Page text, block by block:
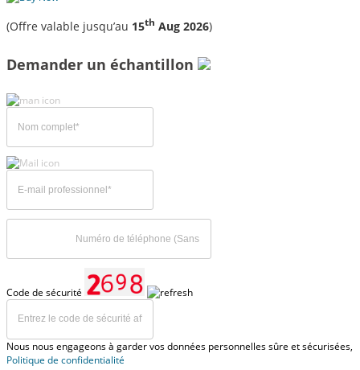
(Offre valable jusqu’au 15th Aug 2026)
Demander un échantillon
Code de sécurité
Nous nous engageons à garder vos données personnelles sûre et sécurisées,
Politique de confidentialité